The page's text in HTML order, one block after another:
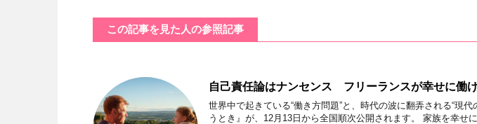
この記事を見た人の参照記事
自己責任論はナンセンス フリーランスが幸せに働
世界中で起きている“働き方問題”と、時代の波に翻弄される“現
うとき』が、12月13日から全国順次公開されます。 家族を幸せ